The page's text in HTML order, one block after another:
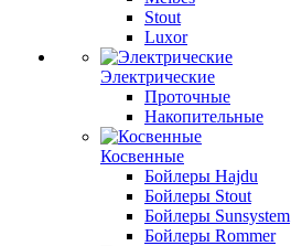
Stout
Luxor
Электрические
Проточные
Накопительные
Косвенные
Бойлеры Hajdu
Бойлеры Stout
Бойлеры Sunsystem
Бойлеры Rommer